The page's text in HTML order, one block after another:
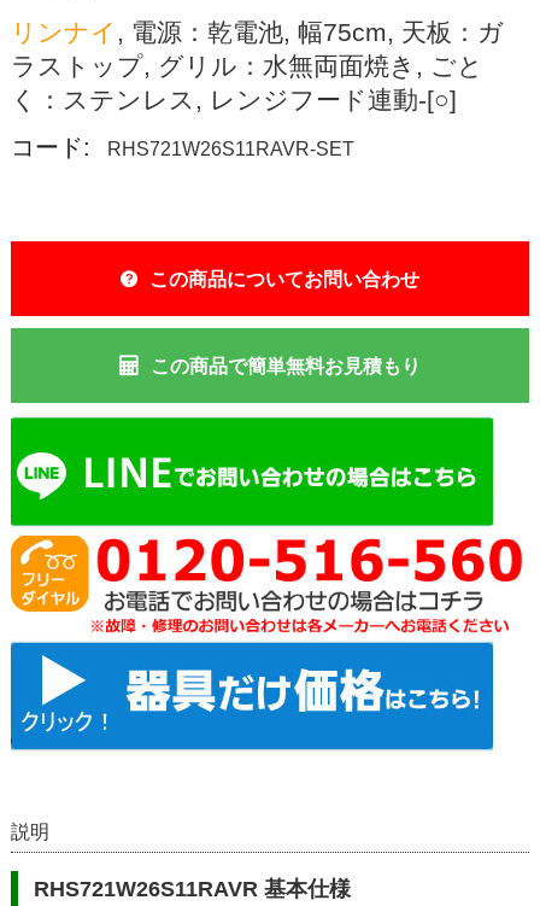
リンナイ , 電源：乾電池, 幅75cm, 天板：ガ
ラストップ, グリル：水無両面焼き, ごと
く：ステンレス, レンジフード連動-[○]
コード: RHS721W26S11RAVR-SET
この商品についてお問い合わせ
この商品で簡単無料お見積もり
説明
RHS721W26S11RAVR 基本仕様